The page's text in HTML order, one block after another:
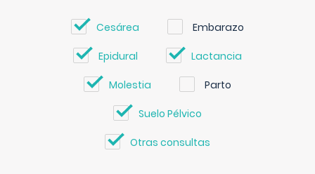
Cesárea Embarazo
Epidural Lactancia
Molestia Parto
Suelo Pélvico
Otras consultas